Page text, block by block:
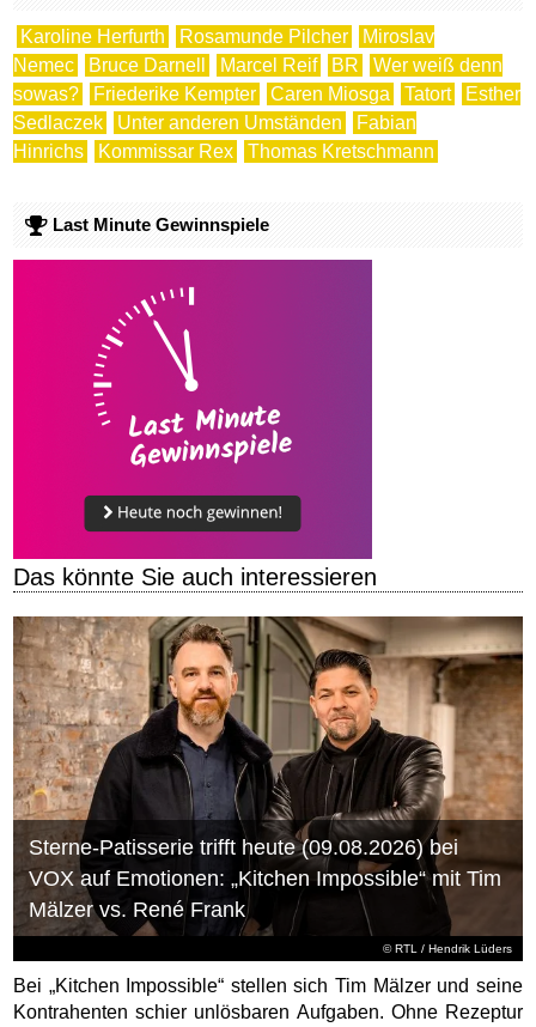
Karoline Herfurth Rosamunde Pilcher
Miroslav
Nemec
Bruce Darnell Marcel Reif BR
Wer weiß denn
sowas?
Friederike Kempter Caren Miosga Tatort
Esther
Sedlaczek
Unter anderen Umständen
Fabian
Hinrichs
Kommissar Rex Thomas Kretschmann
Last Minute Gewinnspiele
Das könnte Sie auch interessieren
©RTL / Hendrik Lüders
Sterne-Patisserie trifft heute (09.08.2026) bei
VOX auf Emotionen: „Kitchen Impossible“ mit Tim
Mälzer vs. René Frank
Bei „Kitchen Impossible“ stellen sich Tim Mälzer und seine
Kontrahenten schier unlösbaren Aufgaben. Ohne Rezeptur